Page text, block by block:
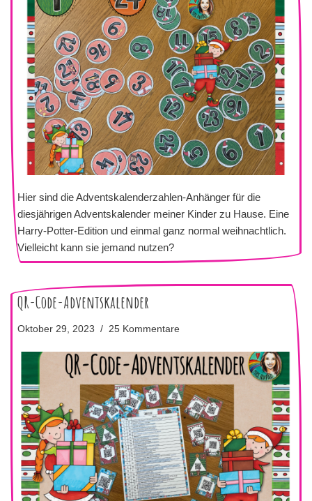
Hier sind die Adventskalenderzahlen-Anhänger für die
diesjährigen Adventskalender meiner Kinder zu Hause. Eine
Harry-Potter-Edition und einmal ganz normal weihnachtlich.
Vielleicht kann sie jemand nutzen?
QR-Code-Adventskalender
Oktober 29, 2023 25 Kommentare